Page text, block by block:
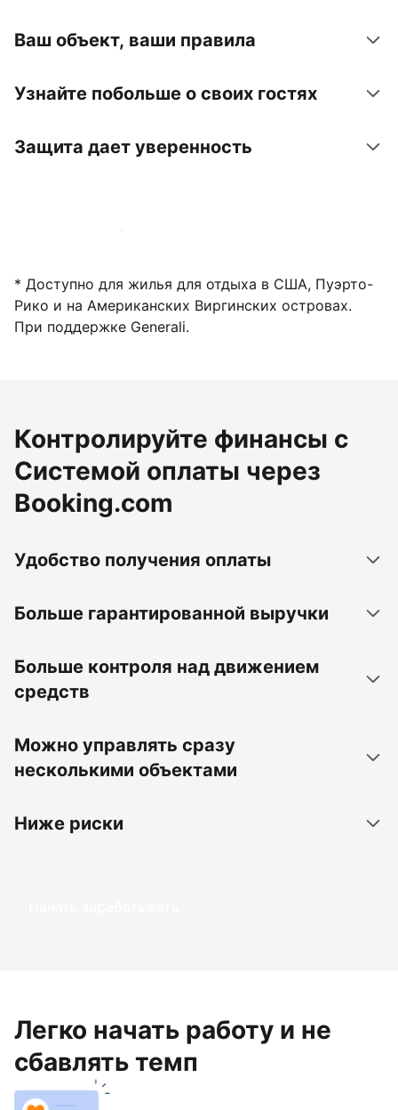
Ваш объект, ваши правила
Узнайте побольше о своих гостях
Защита дает уверенность
Зарегистрировать объект
* Доступно для жилья для отдыха в США, Пуэрто-
Рико и на Американских Виргинских островах.
При поддержке Generali.
Контролируйте финансы с
Системой оплаты через
Booking.com
Удобство получения оплаты
Больше гарантированной выручки
Больше контроля над движением
средств
Можно управлять сразу
несколькими объектами
Ниже риски
Начать зарабатывать
Легко начать работу и не
сбавлять темп